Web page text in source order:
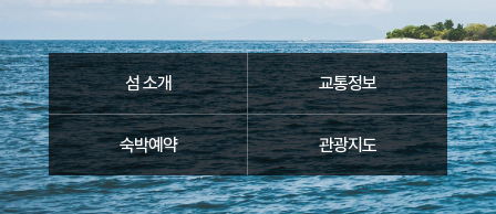
섬 소개 교통정보
숙박예약 관광지도